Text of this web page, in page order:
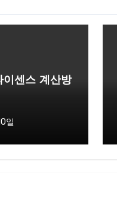
센스 계산방
일